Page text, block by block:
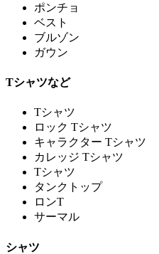
ポンチョ
ベスト
ブルゾン
ガウン
Tシャツなど
Tシャツ
ロック Tシャツ
キャラクター Tシャツ
カレッジ Tシャツ
Tシャツ
タンクトップ
ロンT
サーマル
シャツ